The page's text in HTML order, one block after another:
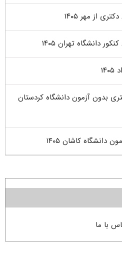
از مهر ۱۴۰۵
دانشگاه تهران ۱۴۰۵
بدون آزمون دانشگاه کردستان
کاشان ۱۴۰۵
با ما